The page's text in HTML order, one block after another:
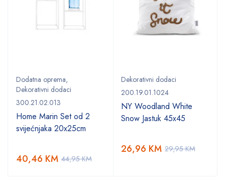
Dodatna oprema,
Dekorativni dodaci
300.21.02.013
Home Marin Set od 2
svijećnjaka 20x25cm
44,95KM
40,46 KM
Dekorativni dodaci
200.19.01.1024
NY Woodland White
Snow Jastuk 45x45
29,95KM
26,96 KM